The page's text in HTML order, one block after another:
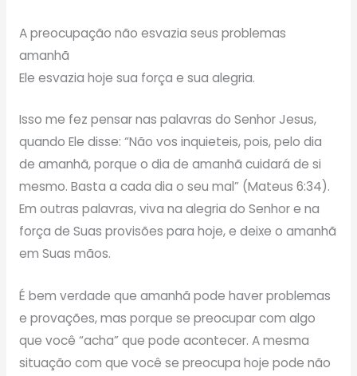
A preocupação não esvazia seus problemas
amanhã
Ele esvazia hoje sua força e sua alegria.
Isso me fez pensar nas palavras do Senhor Jesus,
quando Ele disse: “Não vos inquieteis, pois, pelo dia
de amanhã, porque o dia de amanhã cuidará de si
mesmo. Basta a cada dia o seu mal” (Mateus 6:34).
Em outras palavras, viva na alegria do Senhor e na
força de Suas provisões para hoje, e deixe o amanhã
em Suas mãos.
É bem verdade que amanhã pode haver problemas
e provações, mas porque se preocupar com algo
que você “acha” que pode acontecer. A mesma
situação com que você se preocupa hoje pode não